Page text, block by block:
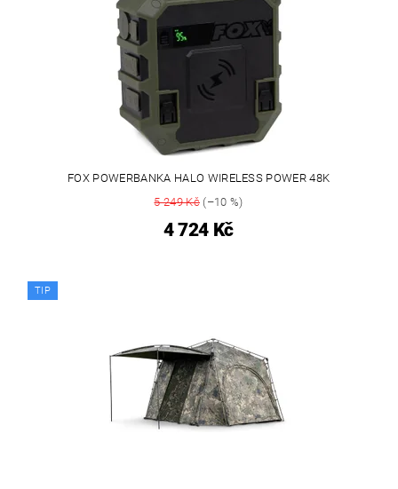
FOX POWERBANKA HALO WIRELESS POWER 48K
5 249 Kč (–10 %)
4 724 Kč
TIP